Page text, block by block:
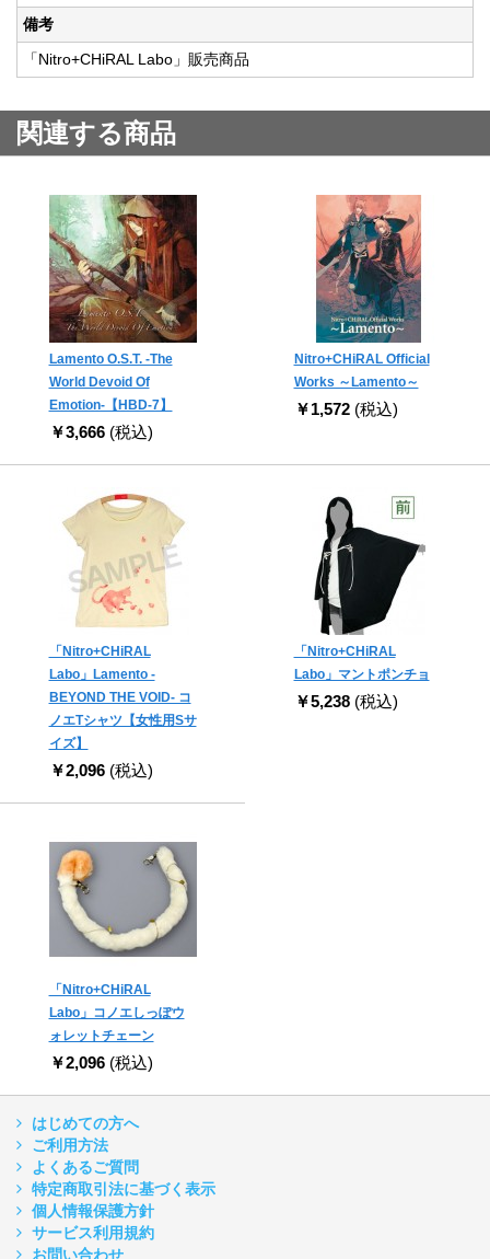
備考
「Nitro+CHiRAL Labo」販売商品
関連する商品
Lamento O.S.T. -The
World Devoid Of
Emotion-【HBD-7】
￥3,666 (税込)
Nitro+CHiRAL Official
Works ～Lamento～
￥1,572 (税込)
「Nitro+CHiRAL
Labo」Lamento -
BEYOND THE VOID- コ
ノエTシャツ【女性用Sサ
イズ】
￥2,096 (税込)
「Nitro+CHiRAL
Labo」マントポンチョ
￥5,238 (税込)
「Nitro+CHiRAL
Labo」コノエしっぽウ
ォレットチェーン
￥2,096 (税込)
はじめての方へ
ご利用方法
よくあるご質問
特定商取引法に基づく表示
個人情報保護方針
サービス利用規約
お問い合わせ